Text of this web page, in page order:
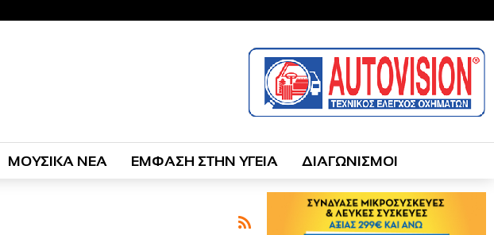
ΜΟΥΣΙΚΑ ΝΕΑ ΕΜΦΑΣΗ ΣΤΗΝ ΥΓΕΙΑ ΔΙΑΓΩΝΙΣΜΟΙ